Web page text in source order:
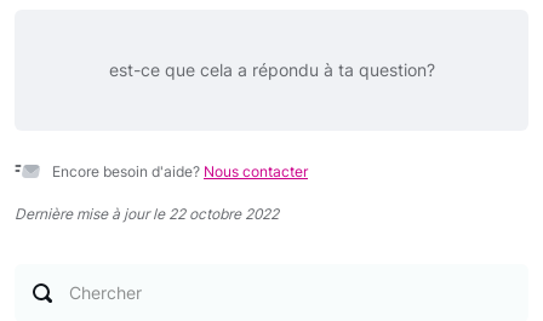
Chercher
est-ce que cela a répondu à ta question?
Encore besoin d'aide? Nous contacter
Dernière mise à jour le 22 octobre 2022